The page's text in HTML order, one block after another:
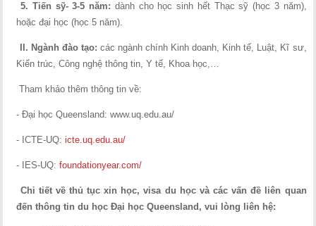
5. Tiến sỹ- 3-5 năm: dành cho học sinh hết Thạc sỹ (học 3 năm),
hoặc đại học (học 5 năm).
II. Ngành đào tạo: các ngành chính Kinh doanh, Kinh tế, Luật, Kĩ sư,
Kiến trúc, Công nghệ thông tin, Y tế, Khoa học,…
Tham khảo thêm thông tin về:
- Đại học Queensland: www.uq.edu.au/
- ICTE-UQ:icte.uq.edu.au/
- IES-UQ:foundationyear.com/
Chi tiết về thủ tục xin học, visa du học và các vấn đề liên quan
đến thông tin du học Đại học Queensland, vui lòng liên hệ: